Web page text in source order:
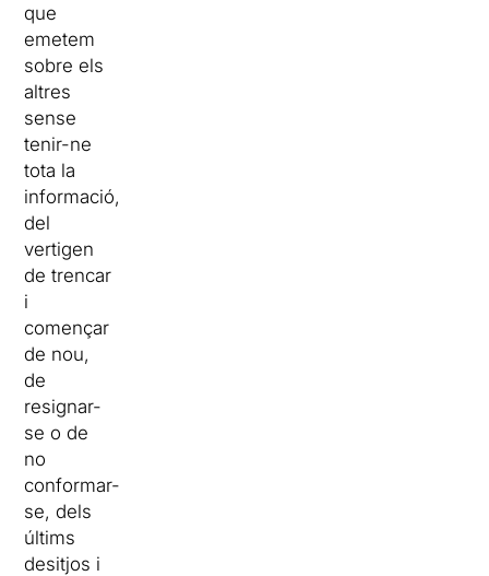
que
emetem
sobre els
altres
sense
tenir-ne
tota la
informació,
del
vertigen
de trencar
i
començar
de nou,
de
resignar-
se o de
no
conformar-
se, dels
últims
desitjos i